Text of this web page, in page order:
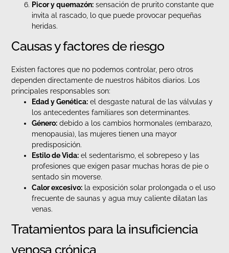
Picor y quemazón: sensación de prurito constante que
invita al rascado, lo que puede provocar pequeñas
heridas.
Causas y factores de riesgo
Existen factores que no podemos controlar, pero otros
dependen directamente de nuestros hábitos diarios. Los
principales responsables son:
Edad y Genética: el desgaste natural de las válvulas y
los antecedentes familiares son determinantes.
Género: debido a los cambios hormonales (embarazo,
menopausia), las mujeres tienen una mayor
predisposición.
Estilo de Vida: el sedentarismo, el sobrepeso y las
profesiones que exigen pasar muchas horas de pie o
sentado sin moverse.
Calor excesivo: la exposición solar prolongada o el uso
frecuente de saunas y agua muy caliente dilatan las
venas.
Tratamientos para la insuficiencia
venosa crónica